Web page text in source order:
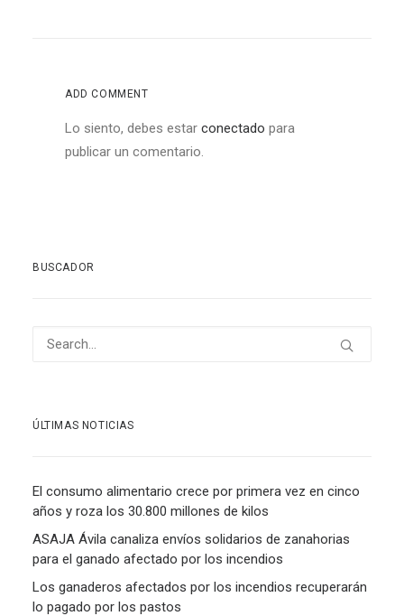
ADD COMMENT
Lo siento, debes estar conectado para
publicar un comentario.
BUSCADOR
ÚLTIMAS NOTICIAS
El consumo alimentario crece por primera vez en cinco
años y roza los 30.800 millones de kilos
ASAJA Ávila canaliza envíos solidarios de zanahorias
para el ganado afectado por los incendios
Los ganaderos afectados por los incendios recuperarán
lo pagado por los pastos